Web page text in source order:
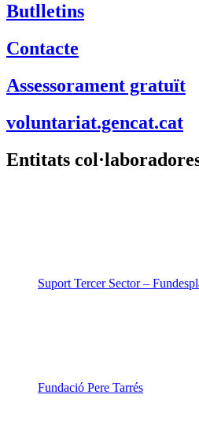
Butlletins
Contacte
Assessorament gratuït
voluntariat.gencat.cat
Entitats